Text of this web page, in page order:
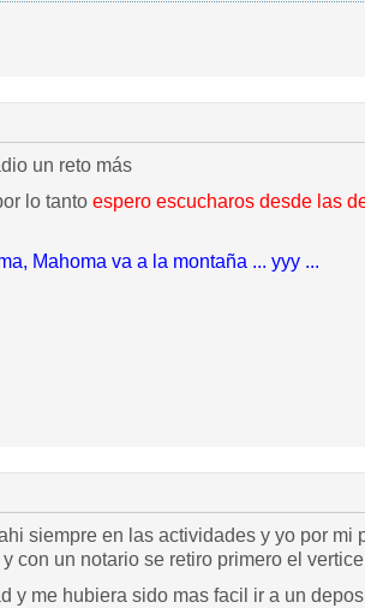
un reto más
lo tanto espero escucharos desde las
Mahoma va a la montaña ... yyy ...
siempre en las actividades y yo por mi
con un notario se retiro primero el
y me hubiera sido mas facil ir a un